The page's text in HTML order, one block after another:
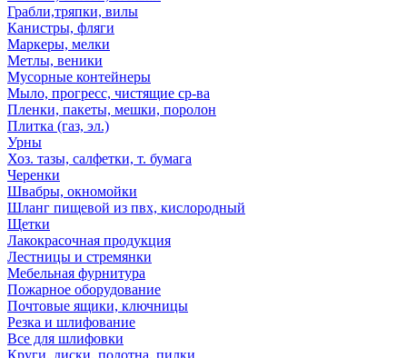
Грабли,тряпки, вилы
Канистры, фляги
Маркеры, мелки
Метлы, веники
Мусорные контейнеры
Мыло, прогресс, чистящие ср-ва
Пленки, пакеты, мешки, поролон
Плитка (газ, эл.)
Урны
Хоз. тазы, салфетки, т. бумага
Черенки
Швабры, окномойки
Шланг пищевой из пвх, кислородный
Щетки
Лакокрасочная продукция
Лестницы и стремянки
Мебельная фурнитура
Пожарное оборудование
Почтовые ящики, ключницы
Резка и шлифование
Все для шлифовки
Круги, диски, полотна, пилки